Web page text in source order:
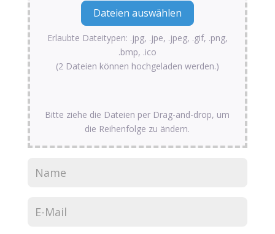
Erlaubte Dateitypen: .jpg, .jpe, .jpeg, .gif, .png,
.bmp, .ico
(2 Dateien können hochgeladen werden.)
Bitte ziehe die Dateien per Drag-and-drop, um
die Reihenfolge zu ändern.